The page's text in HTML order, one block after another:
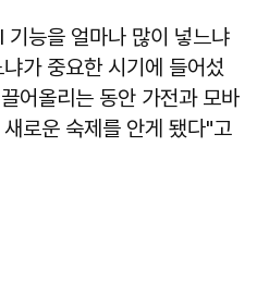
능을 얼마나 많이 넣느냐
가 중요한 시기에 들어섰
어올리는 동안 가전과 모바
로운 숙제를 안게 됐다"고